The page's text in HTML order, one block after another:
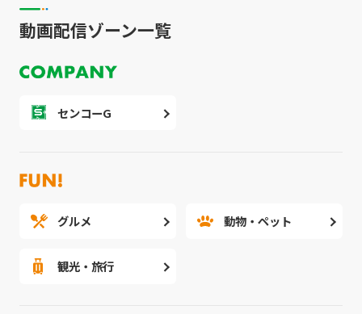
動画配信ゾーン一覧
センコーG
グルメ 動物・ペット
観光・旅行